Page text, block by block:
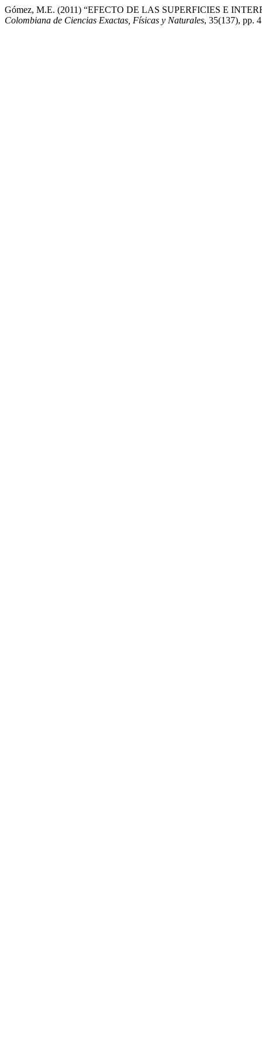
Gómez, M.E. (2011) “EFECTO DE LAS SUPERFICIES E
Colombiana de Ciencias Exactas, Físicas y Naturales, 35(137), pp.